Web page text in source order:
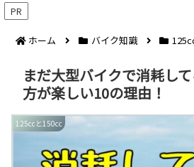
PR
ホーム バイク知識
まだ大型バイクで消耗し
方が楽しい10の理由！
125ccと150cc